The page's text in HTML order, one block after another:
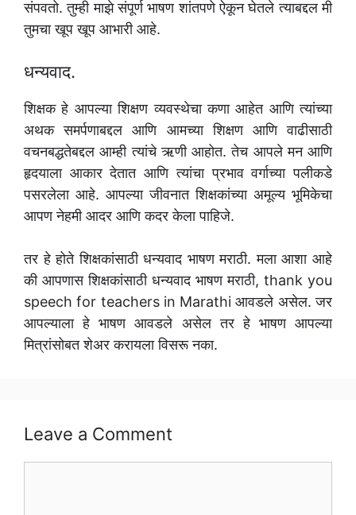
संपवतो. तुम्ही माझे संपूर्ण भाषण शांतपणे ऐकून घेतले त्याबद्दल मी
तुमचा खूप खूप आभारी आहे.
धन्यवाद.
शिक्षक हे आपल्या शिक्षण व्यवस्थेचा कणा आहेत आणि त्यांच्या
अथक समर्पणाबद्दल आणि आमच्या शिक्षण आणि वाढीसाठी
वचनबद्धतेबद्दल आम्ही त्यांचे ऋणी आहोत. तेच आपले मन आणि
हृदयाला आकार देतात आणि त्यांचा प्रभाव वर्गाच्या पलीकडे
पसरलेला आहे. आपल्या जीवनात शिक्षकांच्या अमूल्य भूमिकेचा
आपण नेहमी आदर आणि कदर केला पाहिजे.
तर हे होते शिक्षकांसाठी धन्यवाद भाषण मराठी. मला आशा आहे
की आपणास शिक्षकांसाठी धन्यवाद भाषण मराठी, thank you
speech for teachers in Marathi आवडले असेल. जर
आपल्याला हे भाषण आवडले असेल तर हे भाषण आपल्या
मित्रांसोबत शेअर करायला विसरू नका.
Leave a Comment